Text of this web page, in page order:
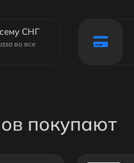
СНГ
во все
покупают